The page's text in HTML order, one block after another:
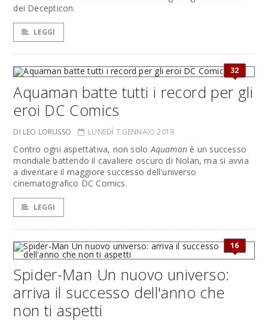
dei Decepticon.
LEGGI
32
Aquaman batte tutti i record per gli
eroi DC Comics
DI LEO LORUSSO LUNEDÌ 7 GENNAIO 2019
Contro ogni aspettativa, non soloAquaman è un successo
mondiale battendo il cavaliere oscuro di Nolan, ma si avvia
a diventare il maggiore successo dell'universo
cinematografico DC Comics.
LEGGI
16
Spider-Man Un nuovo universo:
arriva il successo dell'anno che
non ti aspetti